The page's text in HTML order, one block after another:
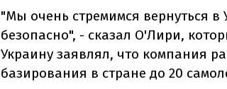
"Мы очень стремимся вернуться в
безопасно", - сказал О'Лири,
Украину заявлял, что компания
базирования в стране до 20